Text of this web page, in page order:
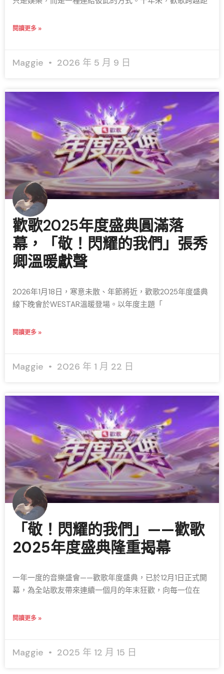
閱讀更多 »
Maggie 2026 年 5 月 9 日
歡歌2025年度盛典圓滿落
幕，「敬！閃耀的我們」張秀
卿溫暖獻聲
2026年1月18日，寒意未散、年節將近，歡歌2025年度盛典
線下晚會於WESTAR溫暖登場。以年度主題「
閱讀更多 »
Maggie 2026 年 1 月 22 日
「敬！閃耀的我們」——歡歌
2025年度盛典隆重揭幕
一年一度的音樂盛會——歡歌年度盛典，已於12月1日正式開
幕，為全站歌友帶來連續一個月的年末狂歡，向每一位在
閱讀更多 »
Maggie 2025 年 12 月 15 日